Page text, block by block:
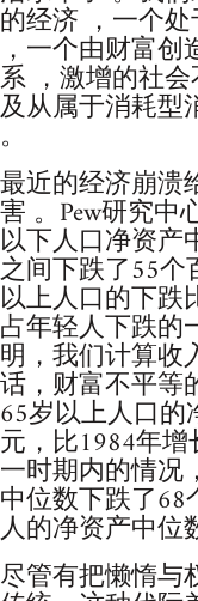
的经济 ，一个
，一个由财富
系 ，激增的社
及从属于消耗型
。
最近的经济崩溃
害 。Pew研究中
以下人口净资产
之间下跌了55
以上人口的下跌
占年轻人下跌的
明，我们计算收
话，财富不平等
65岁以上人口的
元，比1984年
一时期内的情况
中位数下跌了
人的净资产中位
尽管有把懒惰与